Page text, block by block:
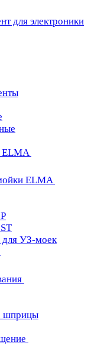
для электроники
ELMA
ELMA
УЗ-моек
шприцы